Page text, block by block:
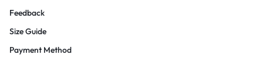
Feedback
Size Guide
Payment Method